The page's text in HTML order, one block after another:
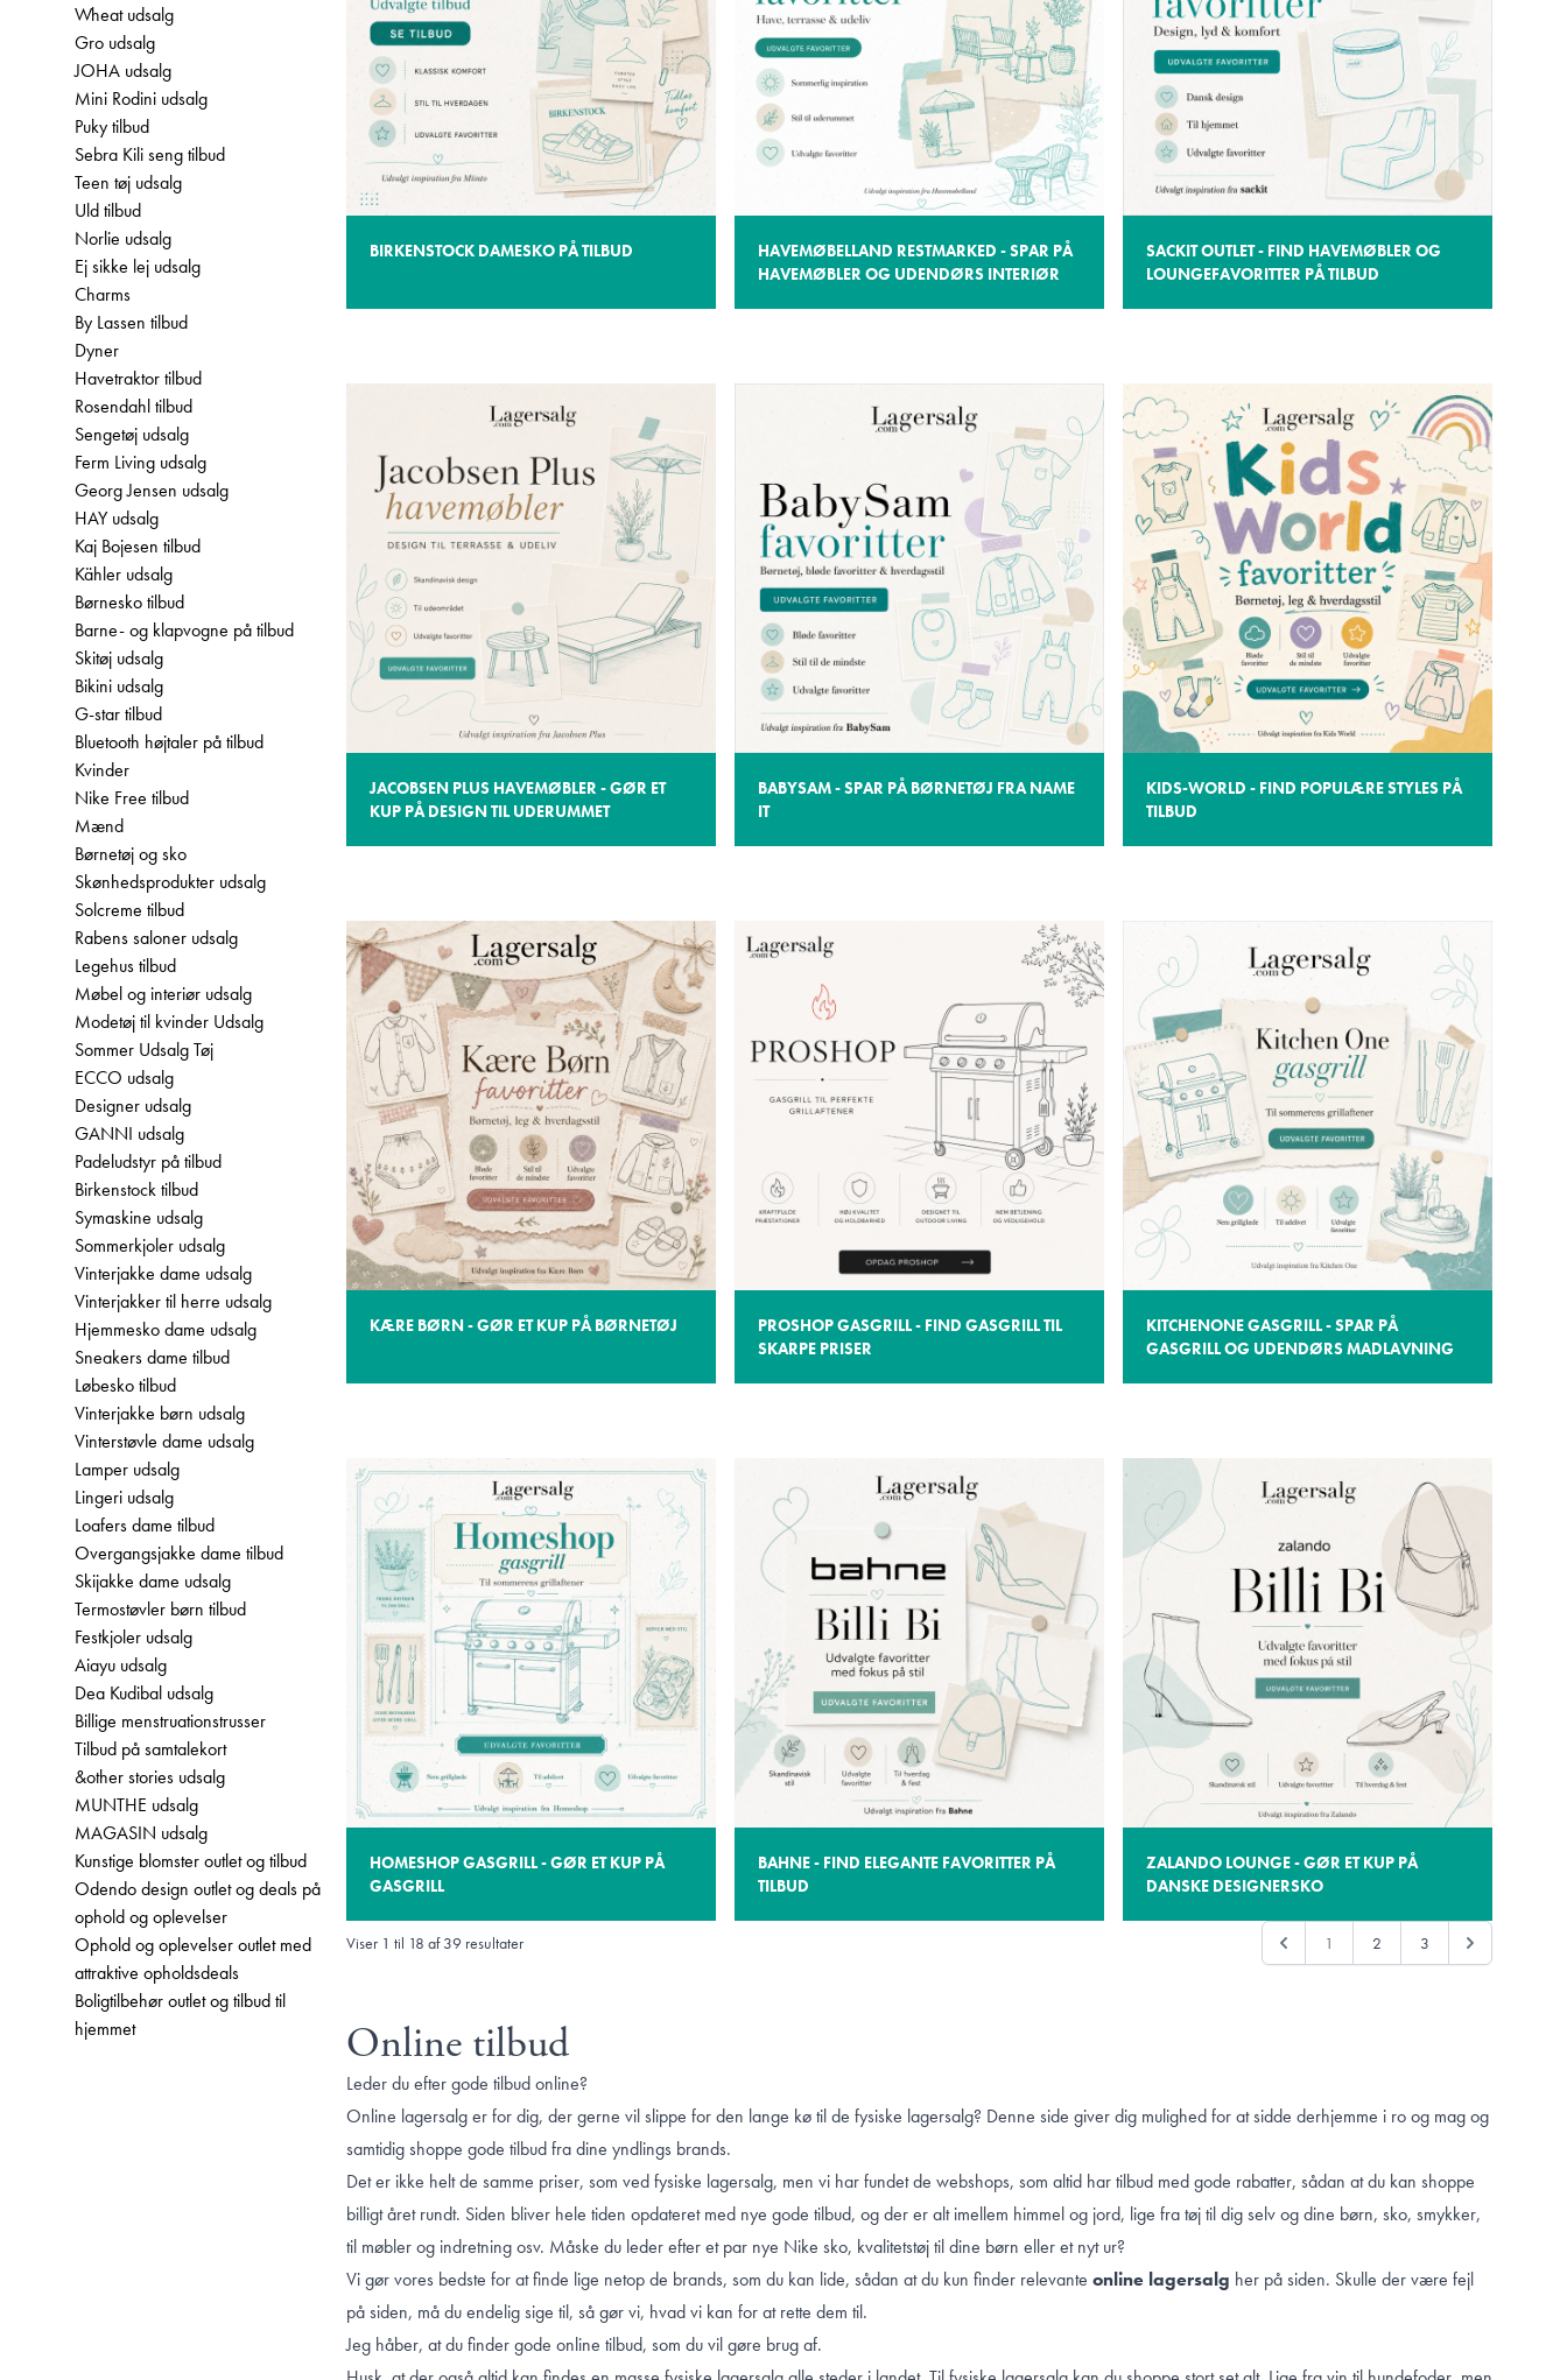
Wheat udsalg
Gro udsalg
JOHA udsalg
Mini Rodini udsalg
Puky tilbud
Sebra Kili seng tilbud
Teen tøj udsalg
Uld tilbud
Norlie udsalg
Ej sikke lej udsalg
Charms
By Lassen tilbud
Dyner
Havetraktor tilbud
Rosendahl tilbud
Sengetøj udsalg
Ferm Living udsalg
Georg Jensen udsalg
HAY udsalg
Kaj Bojesen tilbud
Kähler udsalg
Børnesko tilbud
Barne- og klapvogne på tilbud
Skitøj udsalg
Bikini udsalg
G-star tilbud
Bluetooth højtaler på tilbud
Kvinder
Nike Free tilbud
Mænd
Børnetøj og sko
Skønhedsprodukter udsalg
Solcreme tilbud
Rabens saloner udsalg
Legehus tilbud
Møbel og interiør udsalg
Modetøj til kvinder Udsalg
Sommer Udsalg Tøj
ECCO udsalg
Designer udsalg
GANNI udsalg
Padeludstyr på tilbud
Birkenstock tilbud
Symaskine udsalg
Sommerkjoler udsalg
Vinterjakke dame udsalg
Vinterjakker til herre udsalg
Hjemmesko dame udsalg
Sneakers dame tilbud
Løbesko tilbud
Vinterjakke børn udsalg
Vinterstøvle dame udsalg
Lamper udsalg
Lingeri udsalg
Loafers dame tilbud
Overgangsjakke dame tilbud
Skijakke dame udsalg
Termostøvler børn tilbud
Festkjoler udsalg
Aiayu udsalg
Dea Kudibal udsalg
Billige menstruationstrusser
Tilbud på samtalekort
&other stories udsalg
MUNTHE udsalg
MAGASIN udsalg
Kunstige blomster outlet og tilbud
Odendo design outlet og deals på
ophold og oplevelser
Ophold og oplevelser outlet med
attraktive opholdsdeals
Boligtilbehør outlet og tilbud til
hjemmet
BIRKENSTOCK DAMESKO PÅ TILBUD
HAVEMØBELLAND RESTMARKED - SPAR PÅ
HAVEMØBLER OG UDENDØRS INTERIØR
SACKIT OUTLET - FIND HAVEMØBLER OG
LOUNGEFAVORITTER PÅ TILBUD
JACOBSEN PLUS HAVEMØBLER - GØR ET
KUP PÅ DESIGN TIL UDERUMMET
BABYSAM - SPAR PÅ BØRNETØJ FRA NAME
IT
KIDS-WORLD - FIND POPULÆRE STYLES PÅ
TILBUD
KÆRE BØRN - GØR ET KUP PÅ BØRNETØJ
PROSHOP GASGRILL - FIND GASGRILL TIL
SKARPE PRISER
KITCHENONE GASGRILL - SPAR PÅ
GASGRILL OG UDENDØRS MADLAVNING
HOMESHOP GASGRILL - GØR ET KUP PÅ
GASGRILL
BAHNE - FIND ELEGANTE FAVORITTER PÅ
TILBUD
ZALANDO LOUNGE - GØR ET KUP PÅ
DANSKE DESIGNERSKO
Viser 1 til 18 af39 resultater 1 2 3
Online tilbud
Leder du efter gode tilbud online?
Online lagersalg er for dig, der gerne vil slippe for den lange kø til de fysiske lagersalg? Denne side giver dig mulighed for at sidde derhjemme i ro og mag og
samtidig shoppe gode tilbud fra dine yndlings brands.
Det er ikke helt de samme priser, som ved fysiske lagersalg, men vi har fundet de webshops, som altid har tilbud med gode rabatter, sådan at du kan shoppe
billigt året rundt. Siden bliver hele tiden opdateret med nye gode tilbud, og der er alt imellem himmel og jord, lige fra tøj til dig selv og dine børn, sko, smykker,
til møbler og indretning osv. Måske du leder efter et par nye Nike sko, kvalitetstøj til dine børn eller et nyt ur?
Vi gør vores bedste for at finde lige netop de brands, som du kan lide, sådan at du kun finder relevante online lagersalg her på siden. Skulle der være fejl
på siden, må du endelig sige til, så gør vi, hvad vi kan for at rette dem til.
Jeg håber, at du finder gode online tilbud, som du vil gøre brug af.